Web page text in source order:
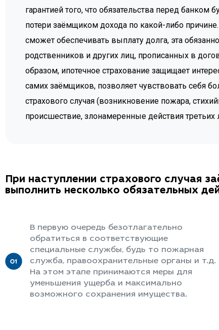
гарантией того, что обязательства перед
потери заёмщиком дохода по какой-либо
сможет обеспечивать выплату долга, эта
родственников и других лиц, прописанных в
образом, ипотечное страхование защищает
самих заёмщиков, позволяет чувствовать себя
страхового случая (возникновение пожара,
происшествие, злонамеренные действия третьих
При наступлении страхового случая
выполнить несколько обязательных
В первую очередь безотлагательно
обратиться в соответствующие
специальные службы, будь то пожарная
служба, правоохранительные органы и т.д.
На этом этапе принимаются меры для
уменьшения ущерба и максимально
возможного сохранения имущества.